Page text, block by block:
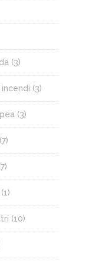
(3)
(3)
(3)
(7)
(1)
(10)